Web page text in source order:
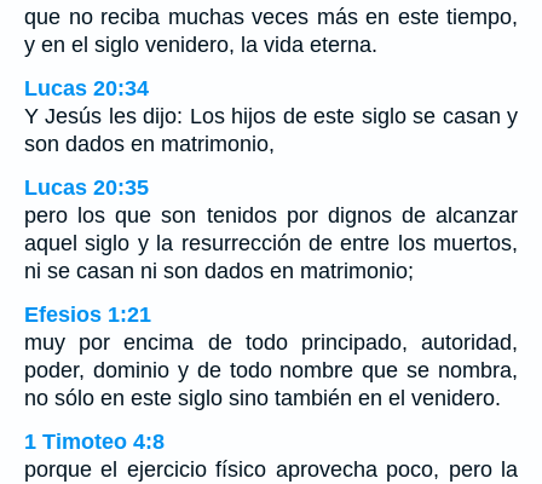
que no reciba muchas veces más en este tiempo,
y en el siglo venidero, la vida eterna.
Lucas 20:34
Y Jesús les dijo: Los hijos de este siglo se casan y
son dados en matrimonio,
Lucas 20:35
pero los que son tenidos por dignos de alcanzar
aquel siglo y la resurrección de entre los muertos,
ni se casan ni son dados en matrimonio;
Efesios 1:21
muy por encima de todo principado, autoridad,
poder, dominio y de todo nombre que se nombra,
no sólo en este siglo sino también en el venidero.
1 Timoteo 4:8
porque el ejercicio físico aprovecha poco, pero la